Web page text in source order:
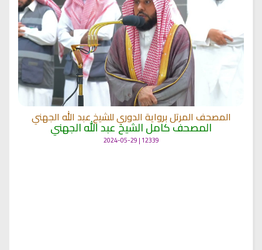
المصحف المرتل برواية الدوري للشيخ عبد الله الجهني
المصحف كامل الشيخ عبد الله الجهني
12339 | 2024-05-29